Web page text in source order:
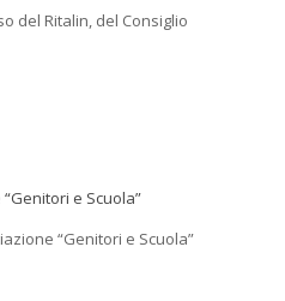
del Ritalin, del Consiglio
e Scuola”
“Genitori e Scuola”